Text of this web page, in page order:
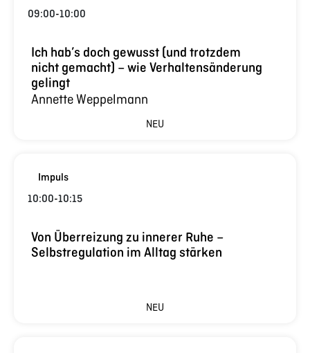
09:00-10:00
Ich hab’s doch gewusst (und trotzdem
nicht gemacht) – wie Verhaltensänderung
gelingt
Annette Weppelmann
NEU
Impuls
10:00-10:15
Von Überreizung zu innerer Ruhe –
Selbstregulation im Alltag stärken
NEU